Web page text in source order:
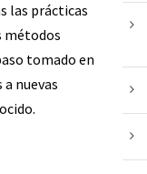
las prácticas
métodos
tomado en
nuevas